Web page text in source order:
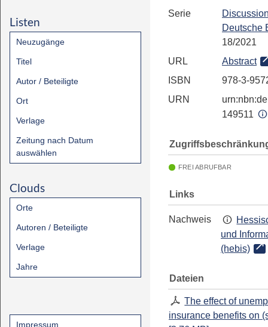
Listen
Neuzugänge
Titel
Autor / Beteiligte
Ort
Verlage
Zeitung nach Datum
auswählen
Clouds
Orte
Autoren / Beteiligte
Verlage
Jahre
Impressum
Serie
Deutsche
18/2021
URL
Abstract
ISBN
978-3-
URN
149511
FREI ABRUFBAR
Links
Nachweis
und
(hebis)
Dateien
The effect of
insurance benefits on